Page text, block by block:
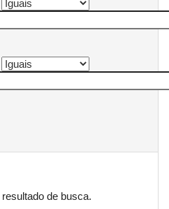
de busca.